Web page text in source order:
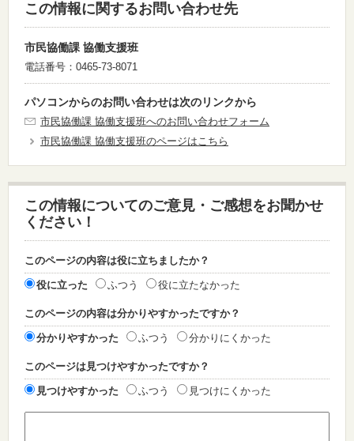
この情報に関するお問い合わせ先
市民協働課 協働支援班
電話番号：0465-73-8071
パソコンからのお問い合わせは次のリンクから
市民協働課 協働支援班へのお問い合わせフォーム
市民協働課 協働支援班のページはこちら
この情報についてのご意見・ご感想をお聞かせ
ください！
このページの内容は役に立ちましたか？
役に立った ふつう 役に立たなかった
このページの内容は分かりやすかったですか？
分かりやすかった ふつう 分かりにくかった
このページは見つけやすかったですか？
見つけやすかった ふつう 見つけにくかった